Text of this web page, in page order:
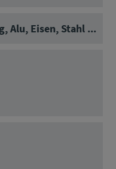
Alu, Eisen, Stahl ...